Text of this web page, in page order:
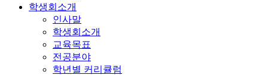
학생회소개
인사말
학생회소개
교육목표
전공분야
학년별 커리큘럼